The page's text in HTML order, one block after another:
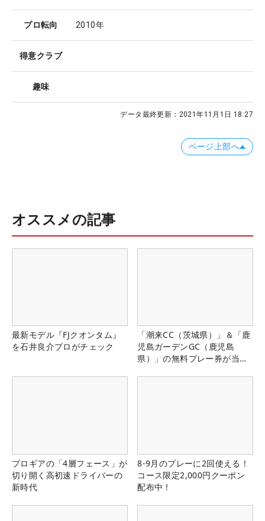
プロ転向 2010年
得意クラブ
趣味
データ最終更新： 2021年11月1日 18:27
ページ上部へ
オススメの記事
最新モデル『FJクオンタム』
を石井良介プロがチェック
「潮来CC（茨城県）」＆「鹿
児島ガーデンGC（鹿児島
県）」の無料プレー券が当た
プロギアの「4層フェース」が
切り開く高初速ドライバーの
新時代
8-9月のプレーに2回使える！
コース限定2,000円クーポン
配布中！